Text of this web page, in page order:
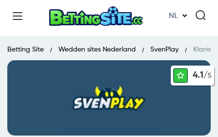
NL
Betting Site Wedden sites Nederland SvenPlay
4.1/5